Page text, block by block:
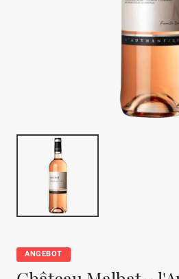
ANGEBOT